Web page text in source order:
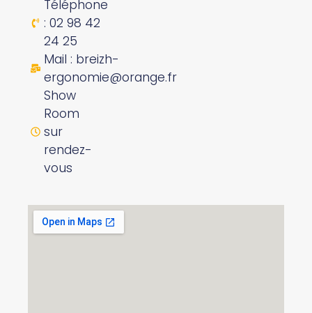
Téléphone
: 02 98 42
24 25
Mail : breizh-
ergonomie@orange.fr
Show
Room
sur
rendez-
vous